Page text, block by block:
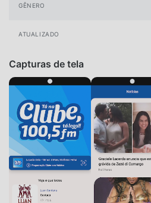
GÊNERO
ATUALIZADO
Capturas de tela